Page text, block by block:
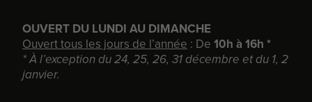
OUVERT DU LUNDI AU DIMANCHE
Ouvert tous les jours de l’année : De 10h à 16h *
* À l’exception du 24, 25, 26, 31 décembre et du 1, 2
janvier.